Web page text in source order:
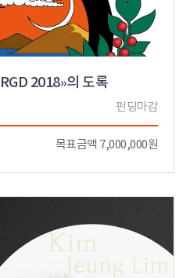
2018»의 도록
펀딩마감
목표금액 7,000,000원